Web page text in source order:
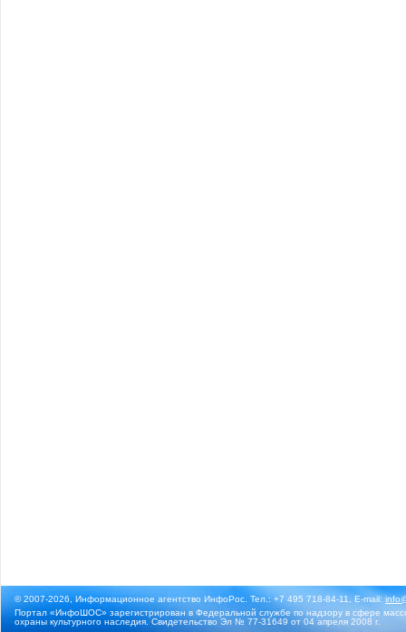
© 2007-2026, Информационное агентство ИнфоРос. Тел.: +7 495 718-84-11, E-mail:
Портал «ИнфоШОС» зарегистрирован в Федеральной службе по надзору в сфере
охраны культурного наследия. Свидетельство Эл № 77-31649 от 04 апреля 2008 г.